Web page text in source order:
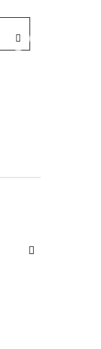
Successivo